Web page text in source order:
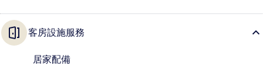
客房設施服務
居家配備